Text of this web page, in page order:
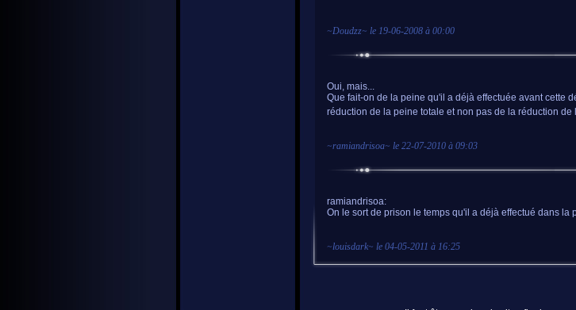
~Doudzz~ le 19-06-2008 à 00:00
Oui, mais...
Que fait-on de la peine qu'il a déjà effectuée avant cette
réduction de la peine totale et non pas de la réduction de
~ramiandrisoa~ le 22-07-2010 à 09:03
ramiandrisoa:
On le sort de prison le temps qu'il a déjà effectué dans la
~louisdark~ le 04-05-2011 à 16:25